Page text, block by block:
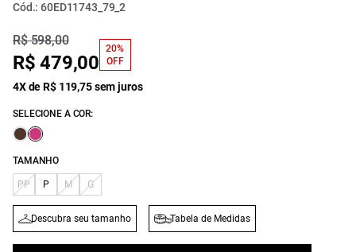
Cód.: 60ED11743_79_2
R$ 598,00
R$ 479,00
20%
OFF
4X de R$ 119,75 sem juros
SELECIONE A COR:
TAMANHO
PP P M G
Descubra seu tamanho Tabela de Medidas